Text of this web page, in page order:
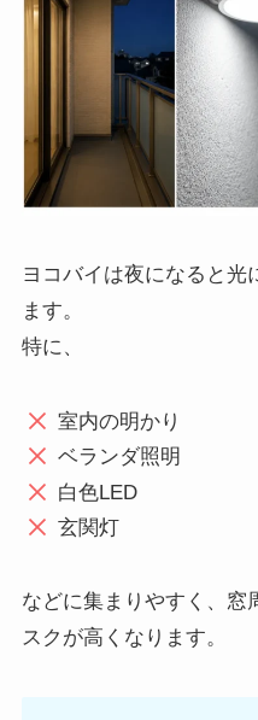
ヨコバイは夜になると光
ます。
特に、
室内の明かり
ベランダ照明
白色LED
玄関灯
などに集まりやすく、窓
スクが高くなります。